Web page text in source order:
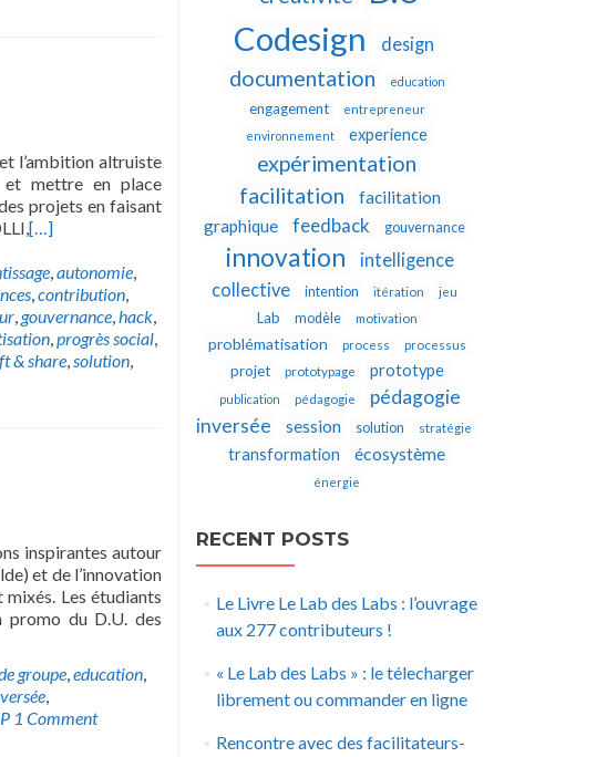
l’ambition altruiste
mettre en place
projets en faisant
[…]
,autonomie,
,contribution,
,gouvernance,hack,
,progrès social,
& share,solution,
inspirantes autour
et de l’innovation
mixés. Les étudiants
promo du D.U. des
groupe,education,
,
1 Comment
Codesign
design
documentation education
engagement
entrepreneur
environnement
experience
expérimentation
facilitation
facilitation
graphique
feedback gouvernance
innovation
intelligence
collective
intention itération jeu
Lab modèle motivation
problématisation process processus
projet prototypage prototype
publication pédagogie
pédagogie
inversée
session solution stratégie
transformation écosystème
énergie
RECENT POSTS
Le Livre Le Lab des Labs : l’ouvrage
aux 277 contributeurs !
« Le Lab des Labs » : le télecharger
librement ou commander en ligne
Rencontre avec des facilitateurs-